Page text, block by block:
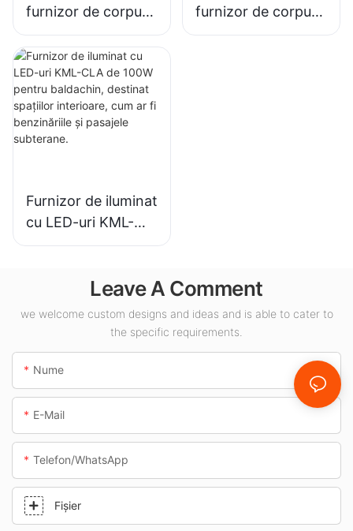
furnizor de corpuri
de iluminat cu LED
pentru instalații
industriale,
depozite și alte
aplicații de iluminat
interior.
furnizor de corpuri
de iluminat LED de
Furnizor de iluminat
cu LED-uri KML-
CLA de 100W
destinat spațiilor
interioare, cum ar fi
benzinăriile și
pasajele subterane.
Leave A Comment
we welcome custom designs and ideas and is able to cater to
the specific requirements.
Nume
E-Mail
Telefon/WhatsApp
Fişier